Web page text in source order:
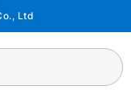
Ltd